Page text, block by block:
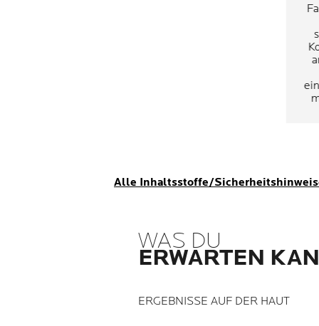
Alle Inhaltsstoffe/
WAS DU
ERWARTEN
ERGEBNISSE AUF DER HAUT